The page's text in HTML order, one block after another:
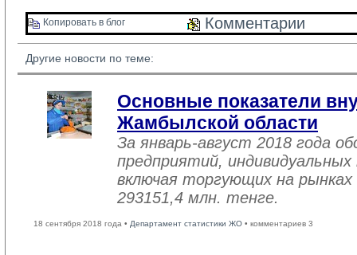
Копировать в блог Комментарии
Другие новости по теме:
Основные показатели
Жамбылской области
За январь-август 2018 года
предприятий,
включая торгующих на рынках
293151,4 млн. тенге.
18 сентября 2018 года • Департамент статистики ЖО • комментариев 3